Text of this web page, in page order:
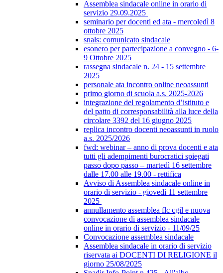
Assemblea sindacale online in orario di
servizio 29.09.2025
seminario per docenti ed ata - mercoledì 8
ottobre 2025
snals: comunicato sindacale
esonero per partecipazione a convegno - 6-
9 Ottobre 2025
rassegna sindacale n. 24 - 15 settembre
2025
personale ata incontro online neoassunti
primo giorno di scuola a.s. 2025-2026
integrazione del regolamento d’istituto e
del patto di corresponsabilità alla luce della
circolare 3392 del 16 giugno 2025
replica incontro docenti neoassunti in ruolo
a.s. 2025/2026
fwd: webinar – anno di prova docenti e ata
tutti gli adempimenti burocratici spiegati
passo dopo passo – martedì 16 settembre
dalle 17.00 alle 19.00 - rettifica
Avviso di Assemblea sindacale online in
orario di servizio - giovedì 11 settembre
2025
annullamento assemblea flc cgil e nuova
convocazione di assemblea sindacale
online in orario di servizio - 11/09/25
Convocazione assemblea sindacale
Assemblea sindacale in orario di servizio
riservata ai DOCENTI DI RELIGIONE il
giorno 25/08/2025